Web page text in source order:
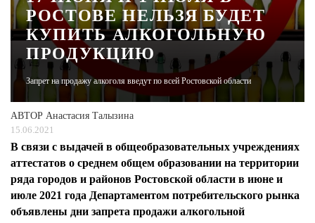
АФИША
ЖУРНАЛ
РОСТОВЕ НЕЛЬЗЯ БУДЕТ
КУПИТЬ АЛКОГОЛЬНУЮ
ПРОДУКЦИЮ
Запрет на продажу алкоголя введут по всей Ростовской области
АВТОР Анастасия Талызина
15.06.2021
В связи с выдачей в общеобразовательных учреждениях
аттестатов о среднем общем образовании на территории
ряда городов и районов Ростовской области в июне и
июле 2021 года Департаментом потребительского рынка
объявлены дни запрета продажи алкогольной